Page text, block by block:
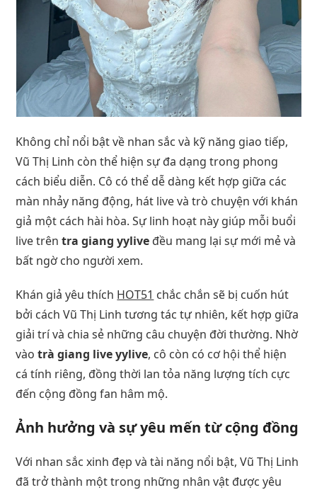
Không chỉ nổi bật về nhan sắc và kỹ năng giao tiếp,
Vũ Thị Linh còn thể hiện sự đa dạng trong phong
cách biểu diễn. Cô có thể dễ dàng kết hợp giữa các
màn nhảy năng động, hát live và trò chuyện với khán
giả một cách hài hòa. Sự linh hoạt này giúp mỗi buổi
live trêntra giang yylive đều mang lại sự mới mẻ và
bất ngờ cho người xem.
Khán giả yêu thích HOT51 chắc chắn sẽ bị cuốn hút
bởi cách Vũ Thị Linh tương tác tự nhiên, kết hợp giữa
giải trí và chia sẻ những câu chuyện đời thường. Nhờ
vàotrà giang live yylive, cô còn có cơ hội thể hiện
cá tính riêng, đồng thời lan tỏa năng lượng tích cực
đến cộng đồng fan hâm mộ.
Ảnh hưởng và sự yêu mến từ cộng đồng
Với nhan sắc xinh đẹp và tài năng nổi bật, Vũ Thị Linh
đã trở thành một trong những nhân vật được yêu